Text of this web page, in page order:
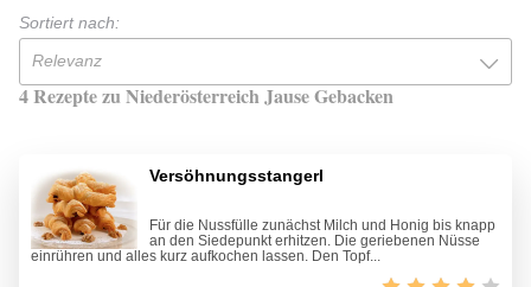
Sortiert nach:
Relevanz
4 Rezepte zu Niederösterreich Jause Gebacken
Versöhnungsstangerl
Für die Nussfülle zunächst Milch und Honig bis knapp
an den Siedepunkt erhitzen. Die geriebenen Nüsse
einrühren und alles kurz aufkochen lassen. Den Topf...